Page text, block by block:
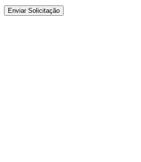
Enviar Solicitação